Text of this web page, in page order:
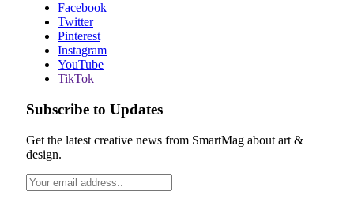
Facebook
Twitter
Pinterest
Instagram
YouTube
TikTok
Subscribe to Updates
Get the latest creative news from SmartMag about art &
design.